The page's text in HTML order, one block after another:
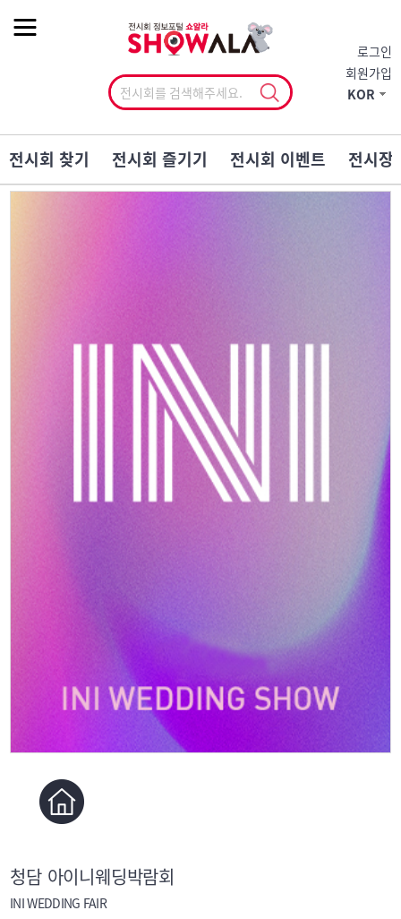
로그인
회원가입
KOR
전시회 찾기 전시회 즐기기 전시회 이벤트 전시장
청담 아이니웨딩박람회
INI WEDDING FAIR